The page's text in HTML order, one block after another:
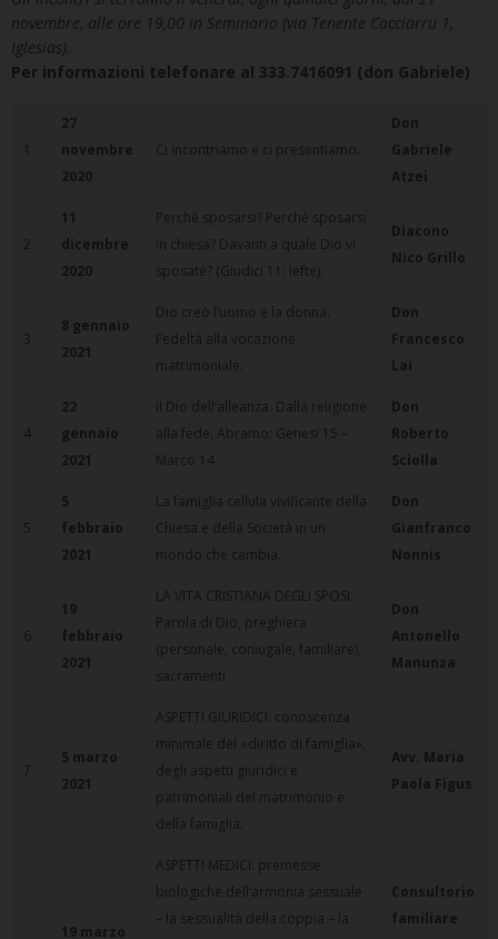
novembre, alle ore 19,00 in Seminario (via Tenente Cacciarru 1,
Iglesias).
Per informazioni telefonare al 333.7416091 (don Gabriele)
1
27
novembre
2020
Ci incontriamo e ci presentiamo.
Don
Gabriele
Atzei
2
11
dicembre
2020
Perché sposarsi? Perché sposarsi
in chiesa? Davanti a quale Dio vi
sposate? (Giudici 11: Iefte).
Diacono
Nico Grillo
3
8 gennaio
2021
Dio creò l’uomo e la donna.
Fedeltà alla vocazione
matrimoniale.
Don
Francesco
Lai
4
22
gennaio
2021
Il Dio dell’alleanza. Dalla religione
alla fede: Abramo: Genesi 15 –
Marco 14
Don
Roberto
Sciolla
5
5
febbraio
2021
La famiglia cellula vivificante della
Chiesa e della Società in un
mondo che cambia.
Don
Gianfranco
Nonnis
6
19
febbraio
2021
LA VITA CRISTIANA DEGLI SPOSI.
Parola di Dio, preghiera
(personale, coniugale, familiare),
sacramenti.
Don
Antonello
Manunza
7
5 marzo
2021
ASPETTI GIURIDICI: conoscenza
minimale del «diritto di famiglia»,
degli aspetti giuridici e
patrimoniali del matrimonio e
della famiglia.
Avv. Maria
Paola Figus
19 marzo
ASPETTI MEDICI: premesse
biologiche dell’armonia sessuale
– la sessualità della coppia – la
Consultorio
familiare